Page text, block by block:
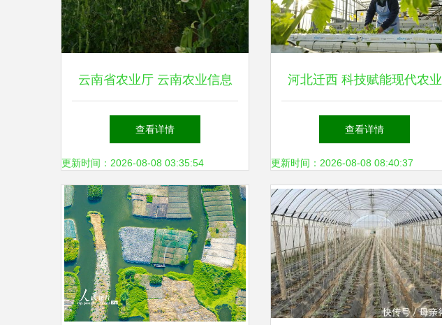
云南省农业厅 云南农业信息
网
查看详情
更新时间：2026-08-08 03:35:54
河北迁西 科技赋能现代农业
绘就乡村振兴新画卷
查看详情
更新时间：2026-08-08 08:40:37